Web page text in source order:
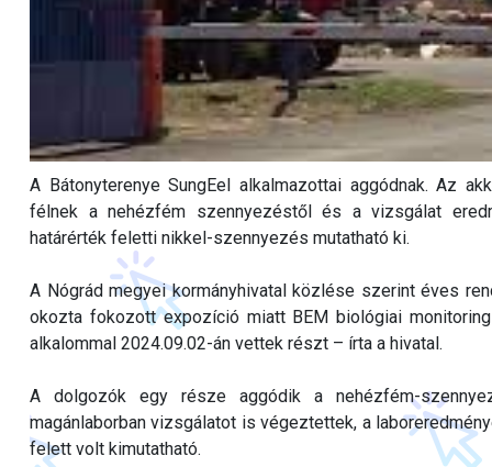
A Bátonyterenye SungEel alkalmazottai aggódnak. Az
félnek a nehézfém szennyezéstől és a vizsgálat
határérték feletti nikkel-szennyezés mutatható ki.
A Nógrád megyei kormányhivatal közlése szerint éves
okozta fokozott expozíció miatt BEM biológiai
alkalommal 2024.09.02-án vettek részt – írta a hivatal.
A dolgozók egy része aggódik a nehézfém-
magánlaborban vizsgálatot is végeztettek, a
felett volt kimutatható.